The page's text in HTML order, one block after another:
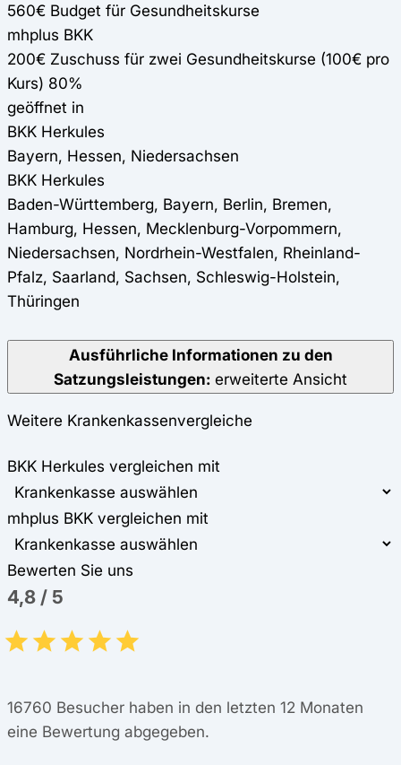
560€ Budget für Gesundheitskurse
mhplus BKK
200€ Zuschuss für zwei Gesundheitskurse (100€ pro
Kurs) 80%
geöffnet in
BKK Herkules
Bayern, Hessen, Niedersachsen
BKK Herkules
Baden-Württemberg, Bayern, Berlin, Bremen,
Hamburg, Hessen, Mecklenburg-Vorpommern,
Niedersachsen, Nordrhein-Westfalen, Rheinland-
Pfalz, Saarland, Sachsen, Schleswig-Holstein,
Thüringen
Ausführliche Informationen zu den
Satzungsleistungen: erweiterte Ansicht
Weitere Krankenkassenvergleiche
BKK Herkules vergleichen mit
mhplus BKK vergleichen mit
Bewerten Sie uns
4,8 / 5
16760 Besucher haben in den letzten 12 Monaten
eine Bewertung abgegeben.